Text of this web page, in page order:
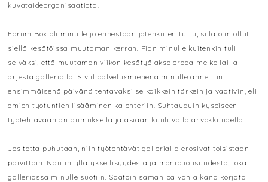
kuvataideorganisaatiota.
Forum Box oli minulle jo ennestään jotenkuten tuttu, sillä olin ollut
siellä kesätöissä muutaman kerran. Pian minulle kuitenkin tuli
selväksi, että muutaman viikon kesätyöjakso eroaa melko lailla
arjesta gallerialla. Siviilipalvelusmiehenä minulle annettiin
ensimmäisenä päivänä tehtäväksi se kaikkein tärkein ja vaativin, eli
omien työtuntien lisääminen kalenteriin. Suhtauduin kyseiseen
työtehtävään antaumuksella ja asiaan kuuluvalla arvokkuudella.
Jos totta puhutaan, niin työtehtävät gallerialla erosivat toisistaan
päivittäin. Nautin yllätyksellisyydestä ja monipuolisuudesta, joka
galleriassa minulle suotiin. Saatoin saman päivän aikana korjata